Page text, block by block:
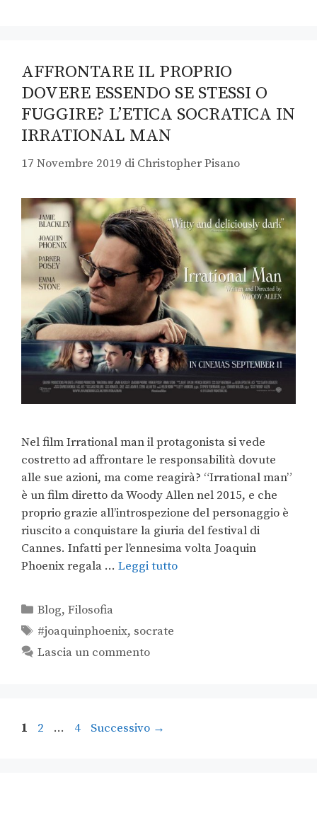
AFFRONTARE IL PROPRIO
DOVERE ESSENDO SE STESSI O
FUGGIRE? L’ETICA SOCRATICA IN
IRRATIONAL MAN
17 Novembre 2019 di Christopher Pisano
Nel film Irrational man il protagonista si vede
costretto ad affrontare le responsabilità dovute
alle sue azioni, ma come reagirà? “Irrational man”
è un film diretto da Woody Allen nel 2015, e che
proprio grazie all’introspezione del personaggio è
riuscito a conquistare la giuria del festival di
Cannes. Infatti per l’ennesima volta Joaquin
Phoenix regala … Leggi tutto
Blog,Filosofia
#joaquinphoenix, socrate
Lascia un commento
1 2 … 4 Successivo →